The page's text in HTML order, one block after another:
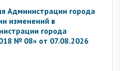
Администрации города
изменений в
города
№ 08» от 07.08.2026